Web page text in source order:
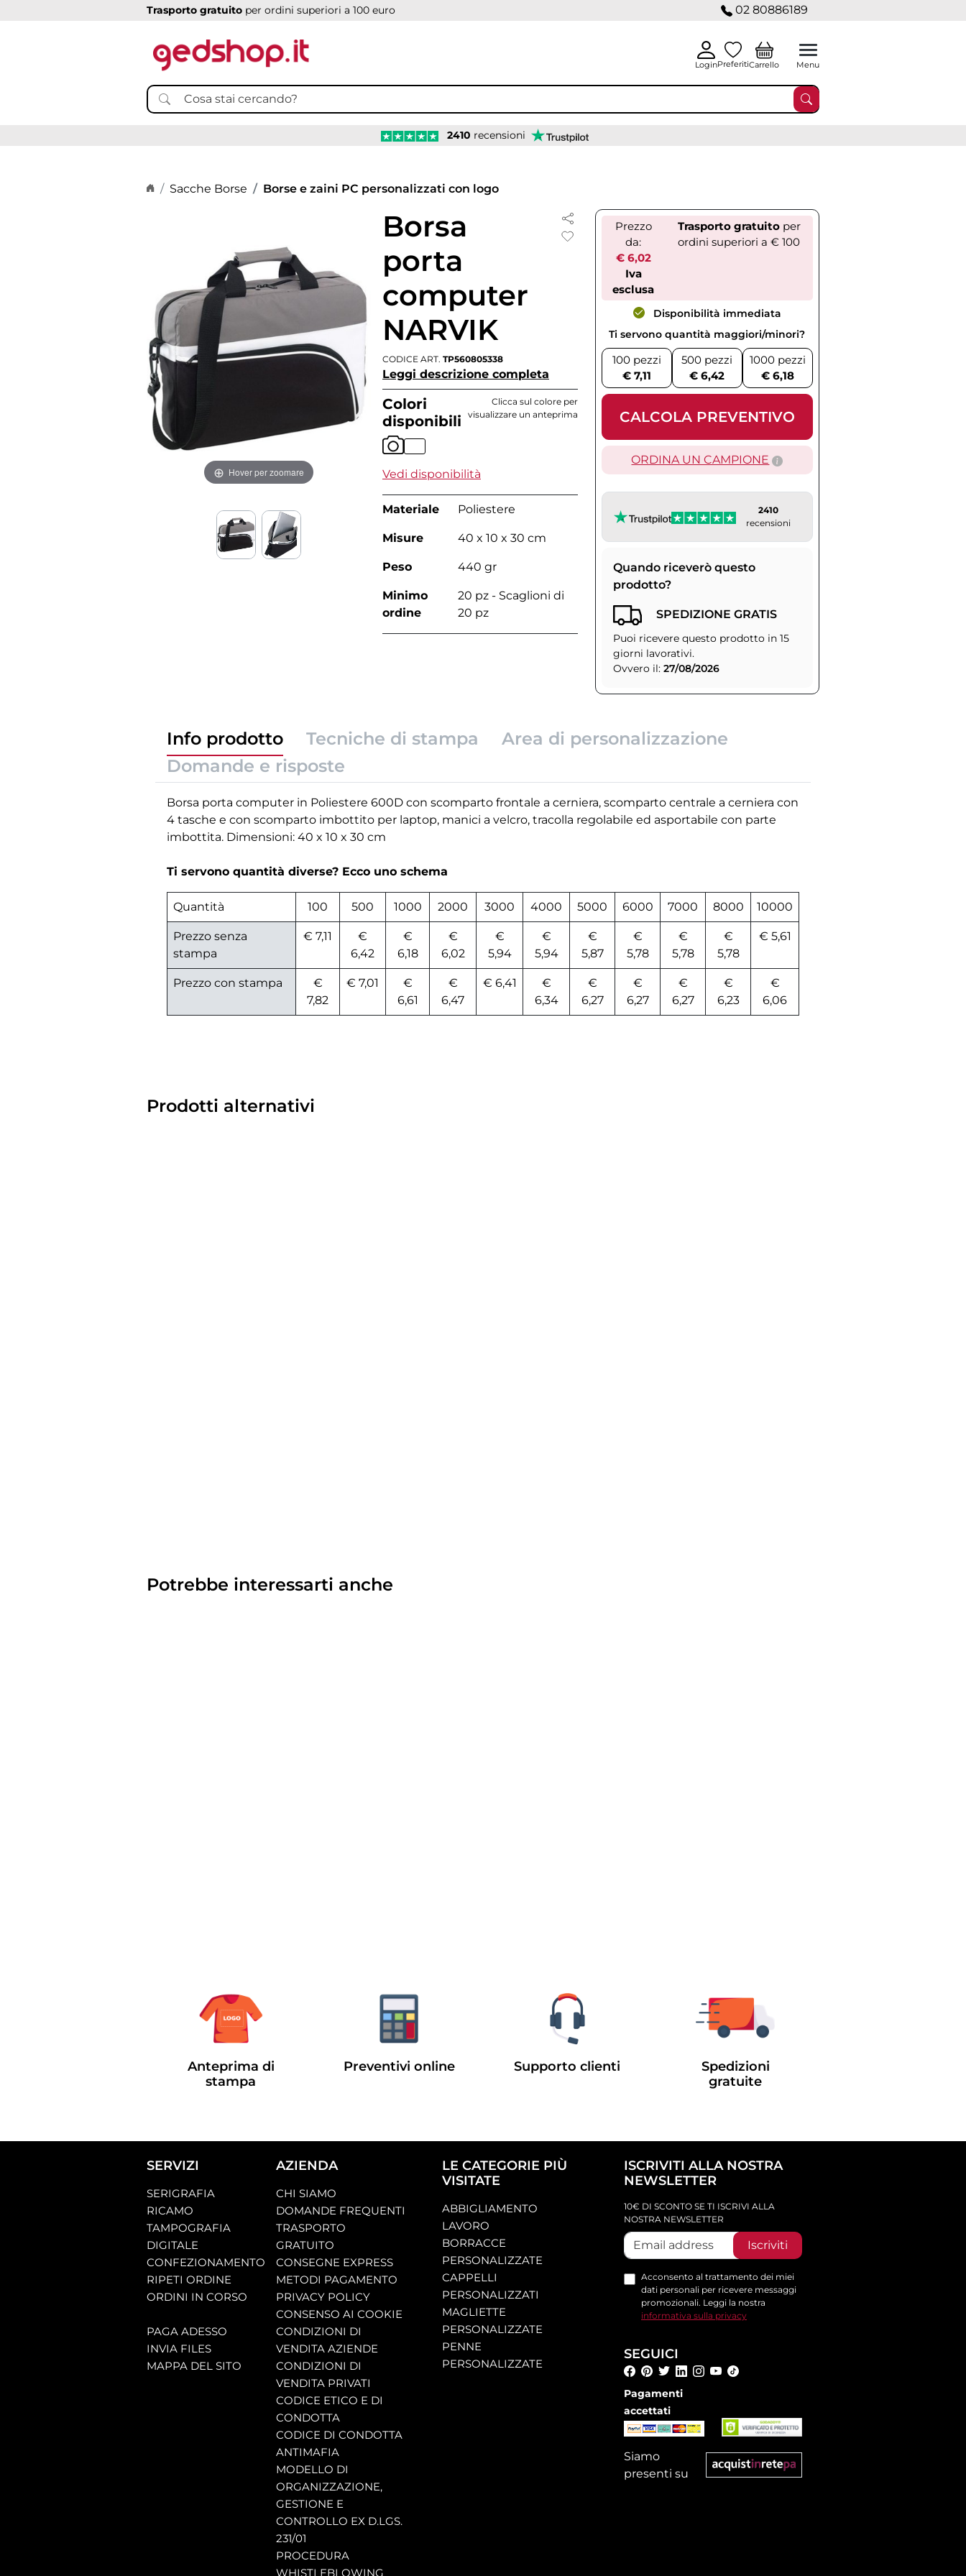
Trasporto gratuito per ordini superiori a 100 euro 02 80886189
LoginPreferitiCarrello Menu
2410 recensioni
Home page
Sacche Borse Borse e zaini PC personalizzati con logo
Hover per zoomare
Borsa
porta
computer
NARVIK
CODICE ART. TP560805338
Leggi descrizione completa
Colori
disponibili
Clicca sul colore per
visualizzare un anteprima
Vedi disponibilità
Materiale Poliestere
Misure 40 x 10 x 30 cm
Peso 440 gr
Minimo
ordine
20 pz - Scaglioni di
20 pz
Prezzo
da:
€ 6,02
Iva
esclusa
Trasporto gratuitoper
ordini superiori a € 100
Disponibilità immediata
Ti servono quantità maggiori/minori?
100 pezzi
€ 7,11
500 pezzi
€ 6,42
1000 pezzi
€ 6,18
CALCOLA PREVENTIVO
ORDINA UN CAMPIONE
2410
recensioni
Quando riceverò questo
prodotto?
SPEDIZIONE GRATIS
Puoi ricevere questo prodotto in 15
giorni lavorativi.
Ovvero il: 27/08/2026
Info prodotto Tecniche di stampa
Area di personalizzazione
Domande e risposte
Borsa porta computer in Poliestere 600D con scomparto frontale a cerniera, scomparto centrale a cerniera con
4 tasche e con scomparto imbottito per laptop, manici a velcro, tracolla regolabile ed asportabile con parte
imbottita. Dimensioni: 40 x 10 x 30 cm
Ti servono quantità diverse? Ecco uno schema
Quantità 100 500 1000 2000 3000 4000 5000 6000 7000 8000 10000
Prezzo senza
stampa
€ 7,11
€
6,42
€
6,18
€
6,02
€
5,94
€
5,94
€
5,87
€
5,78
€
5,78
€
5,78
€ 5,61
Prezzo con stampa
€
7,82
€ 7,01
€
6,61
€
6,47
€ 6,41
€
6,34
€
6,27
€
6,27
€
6,27
€
6,23
€
6,06
Prodotti alternativi
Potrebbe interessarti anche
Anteprima di
stampa
Preventivi online Supporto clienti
Spedizioni
gratuite
SERVIZI
SERIGRAFIA
RICAMO
TAMPOGRAFIA
DIGITALE
CONFEZIONAMENTO
RIPETI ORDINE
ORDINI IN CORSO
PAGA ADESSO
INVIA FILES
MAPPA DEL SITO
AZIENDA
CHI SIAMO
DOMANDE FREQUENTI
TRASPORTO
GRATUITO
CONSEGNE EXPRESS
METODI PAGAMENTO
PRIVACY POLICY
CONSENSO AI COOKIE
CONDIZIONI DI
VENDITA AZIENDE
CONDIZIONI DI
VENDITA PRIVATI
CODICE ETICO E DI
CONDOTTA
CODICE DI CONDOTTA
ANTIMAFIA
MODELLO DI
ORGANIZZAZIONE,
GESTIONE E
CONTROLLO EX D.LGS.
231/01
PROCEDURA
WHISTLEBLOWING
LE CATEGORIE PIÙ
VISITATE
ABBIGLIAMENTO
LAVORO
BORRACCE
PERSONALIZZATE
CAPPELLI
PERSONALIZZATI
MAGLIETTE
PERSONALIZZATE
PENNE
PERSONALIZZATE
ISCRIVITI ALLA NOSTRA
NEWSLETTER
10€ DI SCONTO SE TI ISCRIVI ALLA
NOSTRA NEWSLETTER
Iscriviti
Acconsento al trattamento dei miei
dati personali per ricevere messaggi
promozionali. Leggi la nostra
informativa sulla privacy
SEGUICI
Pagamenti
accettati
Siamo
presenti su